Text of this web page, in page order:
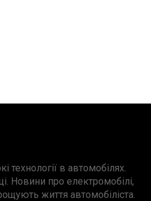
технології в автомобілях.
Новини про електромобілі,
життя автомобіліста.